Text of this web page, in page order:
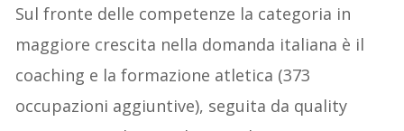
Sul fronte delle competenze la categoria in
maggiore crescita nella domanda italiana è il
coaching e la formazione atletica (373
occupazioni aggiuntive), seguita da quality